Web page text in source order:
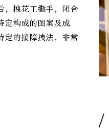
，拽花工撒手，闭合
定构成的图案及成
定的接障拽法，非常
/